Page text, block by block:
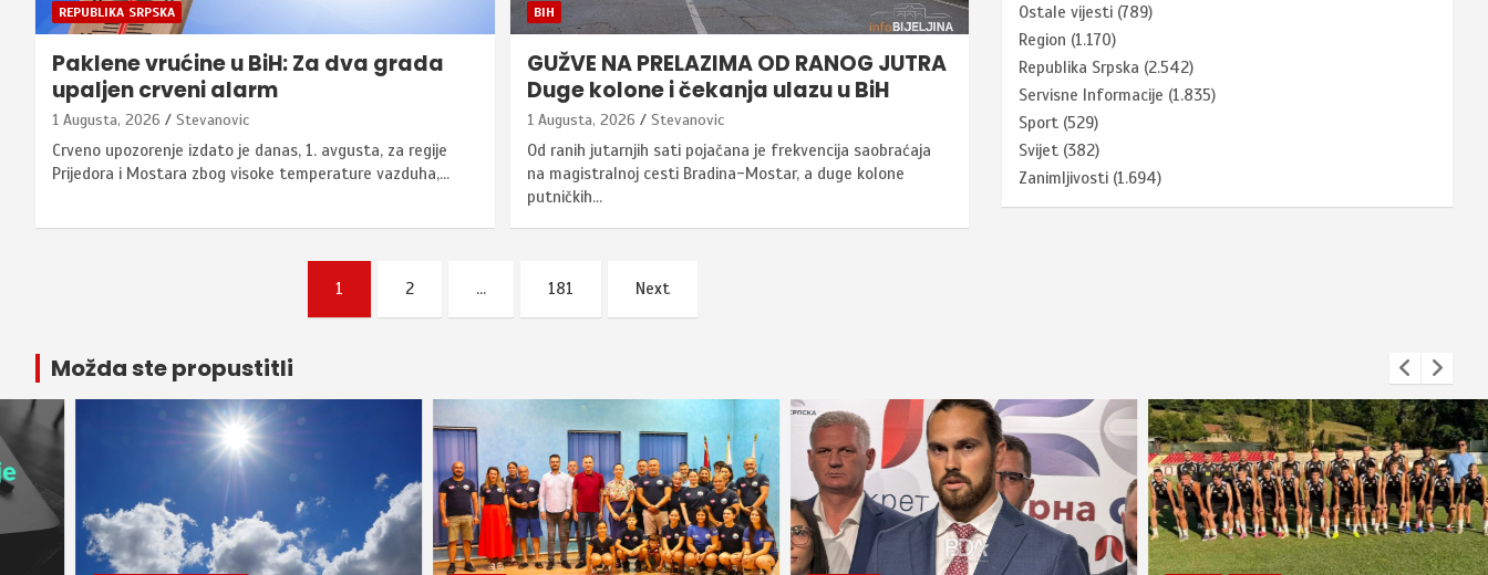
REPUBLIKA SRPSKA
Paklene vrućine u BiH: Za dva grada
upaljen crveni alarm
1 Augusta, 2026 Stevanovic
Crveno upozorenje izdato je danas, 1. avgusta, za regije
Prijedora i Mostara zbog visoke temperature vazduha,…
BIH
GUŽVE NA PRELAZIMA OD RANOG JUTRA
Duge kolone i čekanja ulazu u BiH
1 Augusta, 2026 Stevanovic
Od ranih jutarnjih sati pojačana je frekvencija saobraćaja
na magistralnoj cesti Bradina-Mostar, a duge kolone
putničkih…
1 2 … 181 Next
Ostale vijesti (789)
Region (1.170)
Republika Srpska (2.542)
Servisne Informacije (1.835)
Sport (529)
Svijet (382)
Zanimljivosti (1.694)
Možda ste propustitli